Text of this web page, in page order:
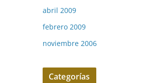
abril 2009
febrero 2009
noviembre 2006
Categorías